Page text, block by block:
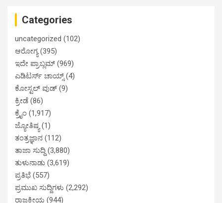
Categories
uncategorized (102)
ಆರೋಗ್ಯ(395)
ಇದೇ ಪ್ರಾಬ್ಲಮ್ (969)
ಎಡಿಟರ್ಸ್ ಚಾಯ್ಸ್ (4)
ಕೋಸ್ಟಲ್ ವುಡ್ (9)
ಕ್ರೀಡೆ (86)
ಕ್ರೈಂ (1,917)
ಜ್ಯೋತಿಷ್ಯ (1)
ತಂತ್ರಜ್ಞಾನ (112)
ತಾಜಾ ಸುದ್ದಿ (3,880)
ತುಳುನಾಡು (3,619)
ಪ್ರತಿಭೆ (557)
ಪ್ರಮುಖ ಸುದ್ದಿಗಳು (2,292)
ರಾಜಕೀಯ (944)